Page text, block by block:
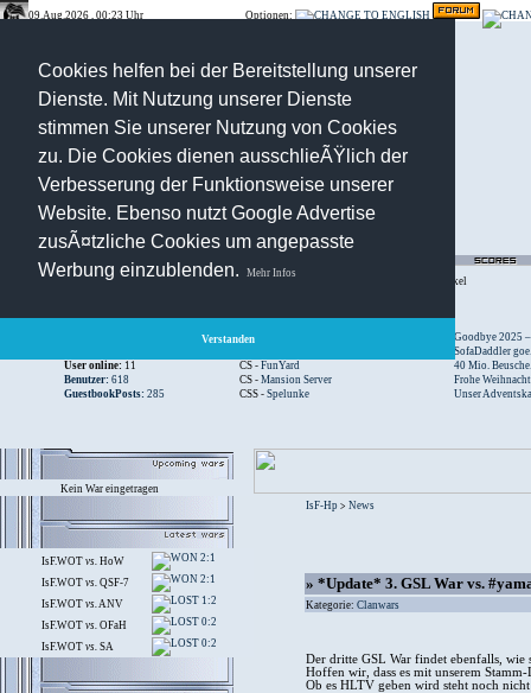
Cookies helfen bei der Bereitstellung unserer
Dienste. Mit Nutzung unserer Dienste
stimmen Sie unserer Nutzung von Cookies
zu. Die Cookies dienen ausschlieÃŸlich der
Verbesserung der Funktionsweise unserer
Website. Ebenso nutzt Google Advertise
zusÃ¤tzliche Cookies um angepasste
Werbung einzublenden.
Mehr Infos
Verstanden
09.Aug.2026 , 00:23 Uhr Optionen:
Artikel
CS -
Goodbye 2025 –
SofaDaddler
User online: 11 CS - FunYard
40 Mio.
Benutzer: 618 CS - Mansion Server
Frohe
GuestbookPosts: 285 CSS - Spelunke Unser
Kein War eingetragen
IsF.WOT vs. HoW 2:1
IsF.WOT vs. QSF-7 2:1
IsF.WOT vs.ANV 1:2
IsF.WOT vs. OFaH 0:2
IsF.WOT vs. SA 0:2
IsF-Hp > News
» *Update* 3. GSL War vs.
Kategorie: Clanwars
Der dritte GSL War findet ebenfalls, wie
Hoffen wir, dass es mit unserem
Ob es HLTV geben wird steht noch